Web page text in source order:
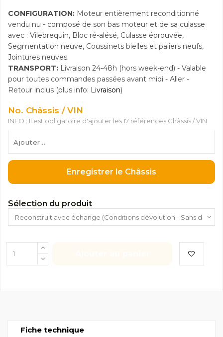
CONFIGURATION: Moteur entièrement reconditionné
vendu nu - composé de son bas moteur et de sa culasse
avec : Vilebrequin, Bloc ré-alésé, Culasse éprouvée,
Segmentation neuve, Coussinets bielles et paliers neufs,
Jointures neuves
TRANSPORT: Livraison 24-48h (hors week-end) - Valable
pour toutes commandes passées avant midi - Aller -
Retour inclus (plus info: Livraison)
No. Châssis / VIN
INFO : Il est obligatoire d'ajouter les 17 références Châssis / VIN
Enregistrer le Châssis
Sélection du produit
Fiche technique